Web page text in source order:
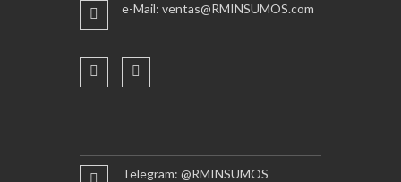
e-Mail: ventas@RMINSUMOS.com
Telegram: @RMINSUMOS